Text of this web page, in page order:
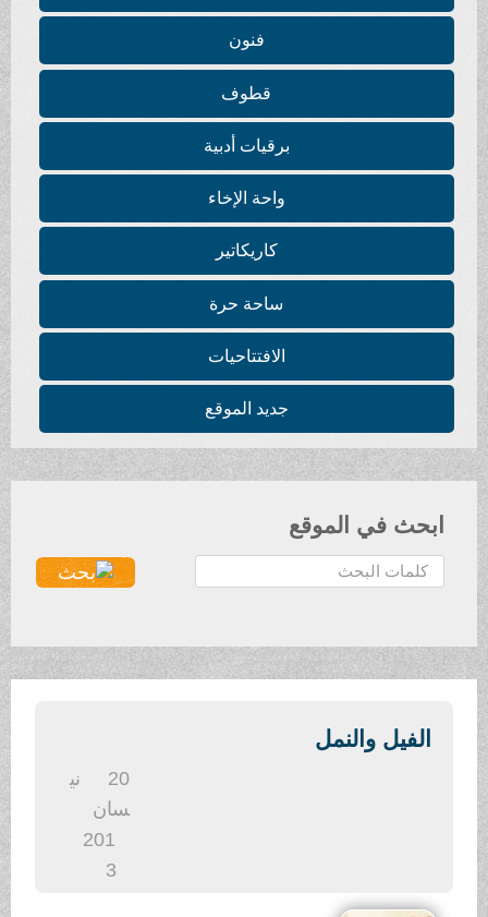
فنون
قطوف
برقيات أدبية
واحة الإخاء
كاريكاتير
ساحة حرة
الافتتاحيات
جديد الموقع
ابحث في الموقع
ح
ث
الفيل والنمل
20
سان
201